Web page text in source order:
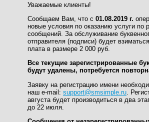
Уважаемые клиенты!
Сообщаем Вам, что с 01.08.2019 г.
новые условия по оказанию услуги по
сообщений. За обслуживание
отправителя (подписи) будет
плата в размере 2 000 руб.
Все текущие зарегистрированные
будут удалены, потребуется
Заявку на регистрацию имени
наш e-mail: support@smsimple.ru .
августа будет производиться в два
до 22 июля.